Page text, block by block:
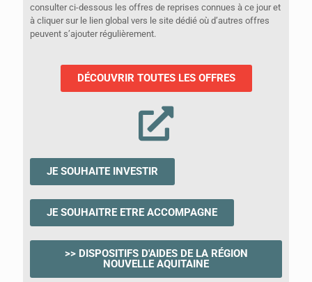
consulter ci-dessous les offres de reprises connues à ce jour et
à cliquer sur le lien global vers le site dédié où d’autres offres
peuvent s’ajouter régulièrement.
DÉCOUVRIR TOUTES LES OFFRES
JE SOUHAITE INVESTIR
JE SOUHAITRE ETRE ACCOMPAGNE
>> DISPOSITIFS D'AIDES DE LA RÉGION
NOUVELLE AQUITAINE